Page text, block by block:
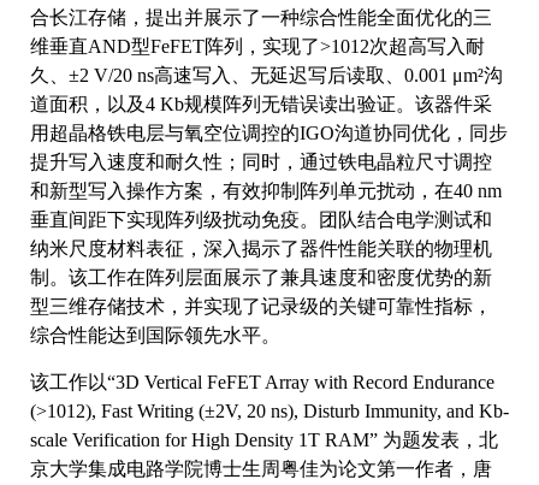
合长江存储，提出并展示了一种综合性能全面优化的三
维垂直AND型FeFET阵列，实现了>1012次超高写入耐
久、±2 V/20 ns高速写入、无延迟写后读取、0.001 μm²沟
道面积，以及4 Kb规模阵列无错误读出验证。该器件采
用超晶格铁电层与氧空位调控的IGO沟道协同优化，同步
提升写入速度和耐久性；同时，通过铁电晶粒尺寸调控
和新型写入操作方案，有效抑制阵列单元扰动，在40 nm
垂直间距下实现阵列级扰动免疫。团队结合电学测试和
纳米尺度材料表征，深入揭示了器件性能关联的物理机
制。该工作在阵列层面展示了兼具速度和密度优势的新
型三维存储技术，并实现了记录级的关键可靠性指标，
综合性能达到国际领先水平。
该工作以“3D Vertical FeFET Array with Record Endurance
(>1012), Fast Writing (±2V, 20 ns), Disturb Immunity, and Kb-
scale Verification for High Density 1T RAM” 为题发表，北
京大学集成电路学院博士生周粤佳为论文第一作者，唐